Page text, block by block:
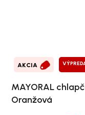
AKCIA
MAYORAL
Oranžová